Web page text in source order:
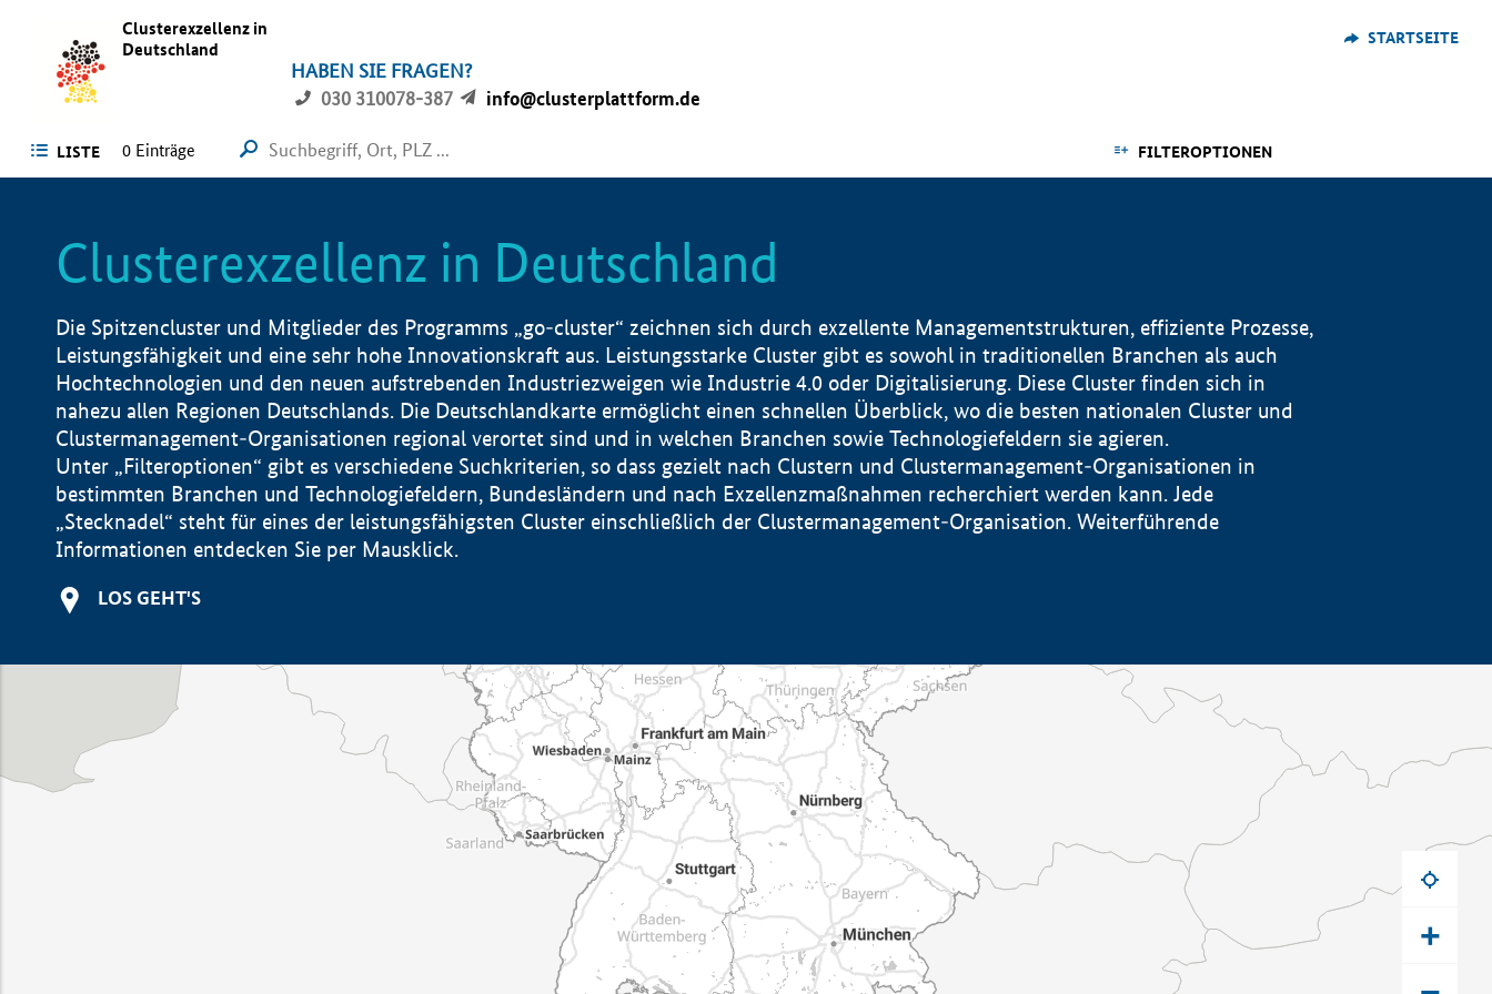
Clusterexzellenz in
Deutschland
HABEN SIE FRAGEN?
030 310078-387
info@clusterplattform.de
STARTSEITE
LISTE FILTEROPTIONEN
0 Einträge
Clusterexzellenz in Deutschland
Die Spitzencluster und Mitglieder des Programms „go-cluster“ zeichnen sich durch exzellente Managementstrukturen, effiziente Prozesse,
Leistungsfähigkeit und eine sehr hohe Innovationskraft aus. Leistungsstarke Cluster gibt es sowohl in traditionellen Branchen als auch
Hochtechnologien und den neuen aufstrebenden Industriezweigen wie Industrie 4.0 oder Digitalisierung. Diese Cluster finden sich in
nahezu allen Regionen Deutschlands. Die Deutschlandkarte ermöglicht einen schnellen Überblick, wo die besten nationalen Cluster und
Clustermanagement-Organisationen regional verortet sind und in welchen Branchen sowie Technologiefeldern sie agieren.
Unter „Filteroptionen“ gibt es verschiedene Suchkriterien, so dass gezielt nach Clustern und Clustermanagement-Organisationen in
bestimmten Branchen und Technologiefeldern, Bundesländern und nach Exzellenzmaßnahmen recherchiert werden kann. Jede
„Stecknadel“ steht für eines der leistungsfähigsten Cluster einschließlich der Clustermanagement-Organisation. Weiterführende
Informationen entdecken Sie per Mausklick.
LOS GEHT'S
+